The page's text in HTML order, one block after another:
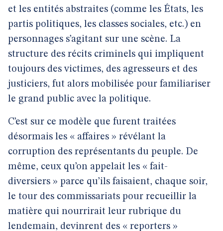
et les entités abstraites (comme les États, les
partis politiques, les classes sociales, etc.) en
personnages s’agitant sur une scène. La
structure des récits criminels qui impliquent
toujours des victimes, des agresseurs et des
justiciers, fut alors mobilisée pour familiariser
le grand public avec la politique.
C’est sur ce modèle que furent traitées
désormais les « affaires » révélant la
corruption des représentants du peuple. De
même, ceux qu’on appelait les « fait-
diversiers » parce qu’ils faisaient, chaque soir,
le tour des commissariats pour recueillir la
matière qui nourrirait leur rubrique du
lendemain, devinrent des « reporters »